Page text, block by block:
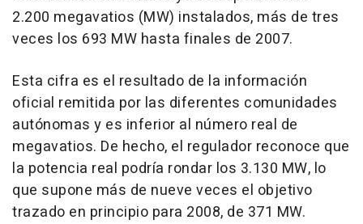
2.200 megavatios (MW) instalados, más de tres
veces los 693 MW hasta finales de 2007.
Esta cifra es el resultado de la información
oficial remitida por las diferentes comunidades
autónomas y es inferior al número real de
megavatios. De hecho, el regulador reconoce que
la potencia real podría rondar los 3.130 MW, lo
que supone más de nueve veces el objetivo
trazado en principio para 2008, de 371 MW.